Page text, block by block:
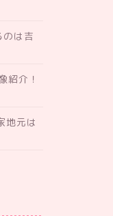
は吉
介！
地元は